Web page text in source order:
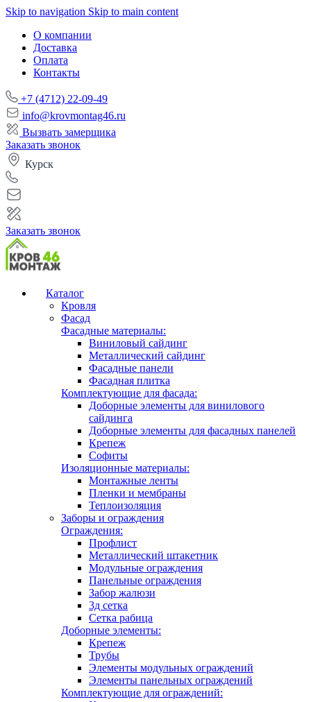
Skip to navigation Skip to main content
О компании
Доставка
Оплата
Контакты
+7 (4712) 22-09-49
info@krovmontag46.ru
Вызвать замерщика
Заказать звонок
Курск
Заказать звонок
Каталог
Кровля
Фасад
Фасадные материалы:
Виниловый сайдинг
Металлический сайдинг
Фасадные панели
Фасадная плитка
Комплектующие для фасада:
Доборные элементы для винилового
сайдинга
Доборные элементы для фасадных панелей
Крепеж
Софиты
Изоляционные материалы:
Монтажные ленты
Пленки и мембраны
Теплоизоляция
Заборы и ограждения
Ограждения:
Профлист
Металлический штакетник
Модульные ограждения
Панельные ограждения
Забор жалюзи
3д сетка
Сетка рабица
Доборные элементы:
Крепеж
Трубы
Элементы модульных ограждений
Элементы панельных ограждений
Комплектующие для ограждений: